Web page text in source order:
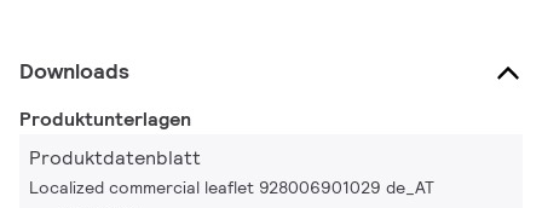
Downloads
Produktunterlagen
Produktdatenblatt
Localized commercial leaflet 928006901029 de_AT